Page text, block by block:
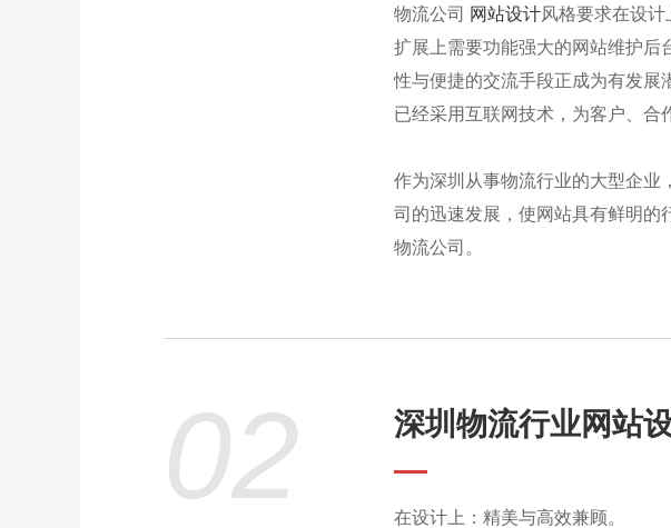
物流公司 网站设计风格要求在设
扩展上需要功能强大的网站维护后
性与便捷的交流手段正成为有发展
已经采用互联网技术，为客户、合
作为深圳从事物流行业的大型企业
司的迅速发展，使网站具有鲜明的
物流公司。
02 深圳物流行业网站
在设计上：精美与高效兼顾。